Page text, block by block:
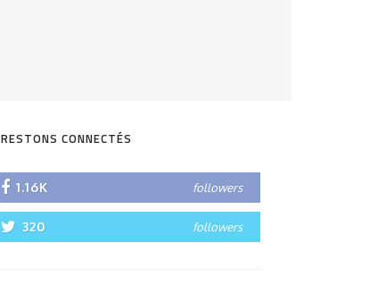
RESTONS CONNECTÉS
1.16K followers
320 followers